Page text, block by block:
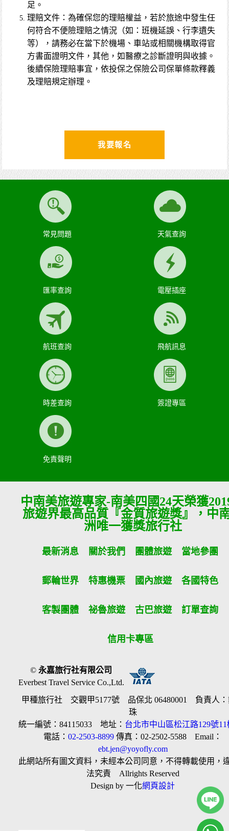
足。
理賠文件：為確保您的理賠權益，若於旅途中發生任
何符合不便險理賠之情況（如：班機延誤、行李遺失
等），請務必在當下於機場、車站或相關機構取得官
方書面證明文件，其他，如醫療之診斷證明與收據。
後續保險理賠事宜，依投保之保險公司保單條款釋義
及理賠規定辦理。
我要報名
常見問題 天氣查詢
匯率查詢 電壓插座
航班查詢 飛航訊息
時差查詢 簽證專區
免責聲明
中南美旅遊專家-南美四國24天榮獲
旅遊界最高品質『金質旅遊獎』，中
洲唯一獲獎旅行社
最新消息 關於我們 團體旅遊 當地參團
郵輪世界 特惠機票 國內旅遊 各國特色
客製團體 祕魯旅遊 古巴旅遊 訂單查詢
信用卡專區
©永嘉旅行社有限公司
Everbest Travel Service Co.,Ltd.
甲種旅行社 交觀甲5177號 品保北 06480001 負責人：
珠
統一編號：84115033 地址： 台北市中山區松江路129號11
電話：02-2503-8899 傳真：02-2502-5588 Email：
ebt.jen@yoyofly.com
此網站所有圖文資料，未經本公司同意，不得轉載使用，
法究責 Allrights Reserved
Design by 一化網頁設計